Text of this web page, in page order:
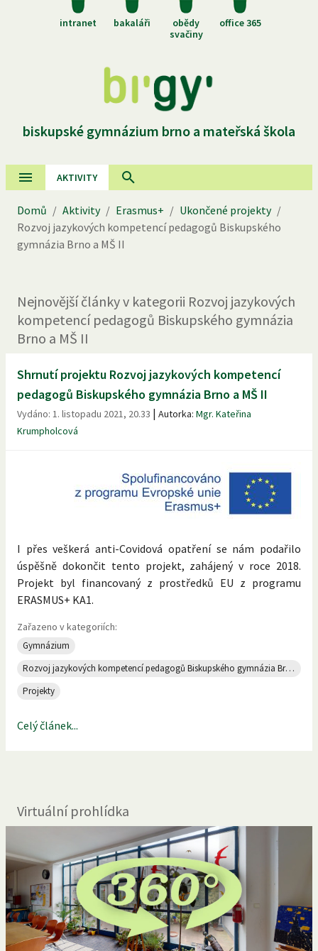
intranet bakaláři
obědy
svačiny
office 365
biskupské gymnázium brno a mateřská škola
AKTIVITY
Domů / Aktivity / Erasmus+ / Ukončené projekty /
Rozvoj jazykových kompetencí pedagogů Biskupského
gymnázia Brno a MŠ II
Nejnovějšíčlánkyv kategorii Rozvoj jazykových
kompetencí pedagogů Biskupského gymnázia
Brno a MŠ II
Shrnutí projektu Rozvoj jazykových kompetencí
pedagogů Biskupského gymnázia Brno a MŠ II
Vydáno: 1. listopadu 2021, 20.33 | Autorka: Mgr. Kateřina
Krumpholcová
I přes veškerá anti-Covidová opatření se nám podařilo
úspěšně dokončit tento projekt, zahájený v roce 2018.
Projekt byl financovaný z prostředků EU z programu
ERASMUS+ KA1.
Zařazeno v kategoriích:
Gymnázium
Rozvoj jazykových kompetencí pedagogů Biskupského gymnázia Brno a MŠ II
Projekty
Celý článek...
Virtuální prohlídka